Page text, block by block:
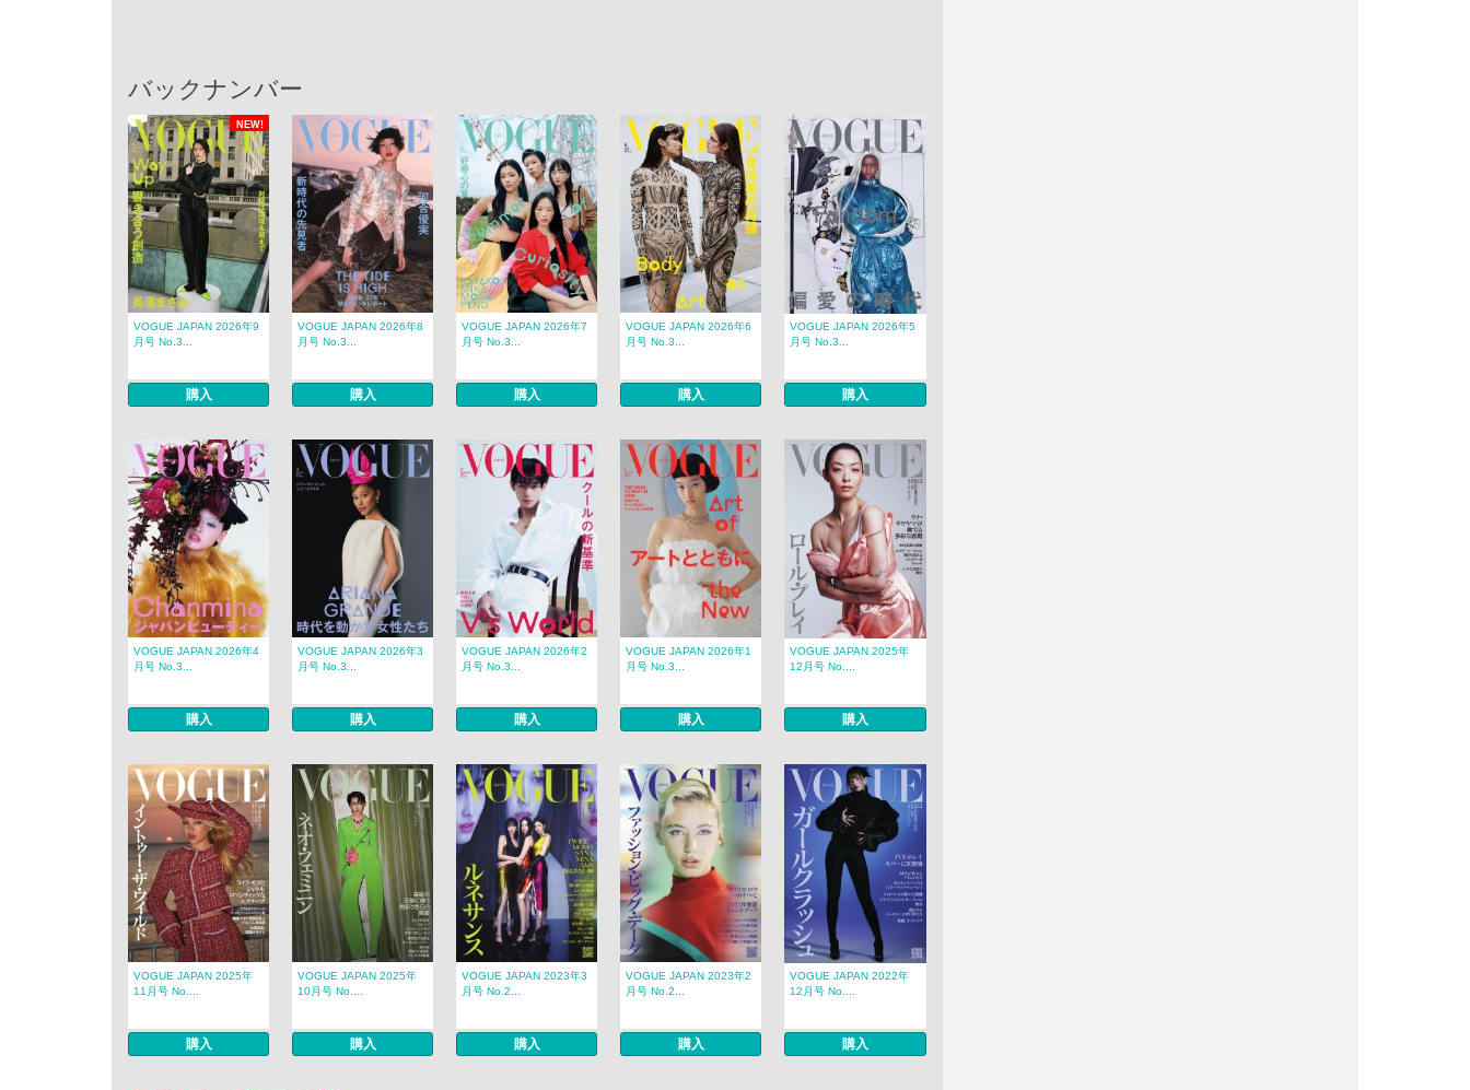
バックナンバー
NEW!
VOGUE JAPAN 2026年9
月号 No.3...
購入
VOGUE JAPAN 2026年8
月号 No.3...
購入
VOGUE JAPAN 2026年7
月号 No.3...
購入
VOGUE JAPAN 2026年6
月号 No.3...
購入
VOGUE JAPAN 2026年5
月号 No.3...
購入
VOGUE JAPAN 2026年4
月号 No.3...
購入
VOGUE JAPAN 2026年3
月号 No.3...
購入
VOGUE JAPAN 2026年2
月号 No.3...
購入
VOGUE JAPAN 2026年1
月号 No.3...
購入
VOGUE JAPAN 2025年
12月号 No....
購入
VOGUE JAPAN 2025年
11月号 No....
購入
VOGUE JAPAN 2025年
10月号 No....
購入
VOGUE JAPAN 2023年3
月号 No.2...
購入
VOGUE JAPAN 2023年2
月号 No.2...
購入
VOGUE JAPAN 2022年
12月号 No....
購入